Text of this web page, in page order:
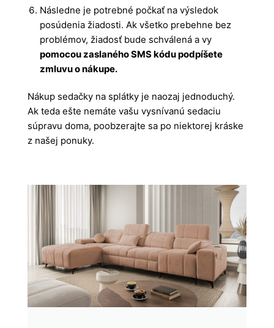
Následne je potrebné počkať na výsledok
posúdenia žiadosti. Ak všetko prebehne bez
problémov, žiadosť bude schválená a vy
pomocou zaslaného SMS kódu podpíšete
zmluvu o nákupe.
Nákup sedačky na splátky je naozaj jednoduchý.
Ak teda ešte nemáte vašu vysnívanú sedaciu
súpravu doma, poobzerajte sa po niektorej kráske
z našej ponuky.